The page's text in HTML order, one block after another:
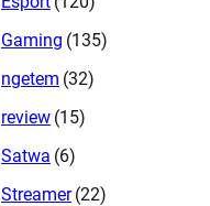
Gaming (135)
ngetem (32)
review (15)
Satwa (6)
Streamer (22)